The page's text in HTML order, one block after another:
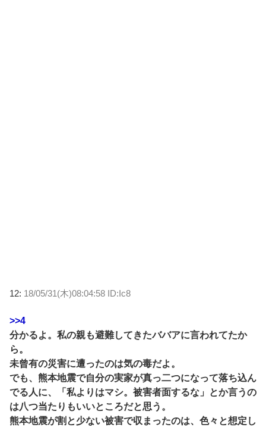
12: 18/05/31(木)08:04:58 ID:Ic8
>>4
分かるよ。私の親も避難してきたババアに言われてたか
ら。
未曾有の災害に遭ったのは気の毒だよ。
でも、熊本地震で自分の実家が真っ二つになって落ち込ん
でる人に、「私よりはマシ。被害者面するな」とか言うの
は八つ当たりもいいところだと思う。
熊本地震が割と少ない被害で収まったのは、色々と想定し